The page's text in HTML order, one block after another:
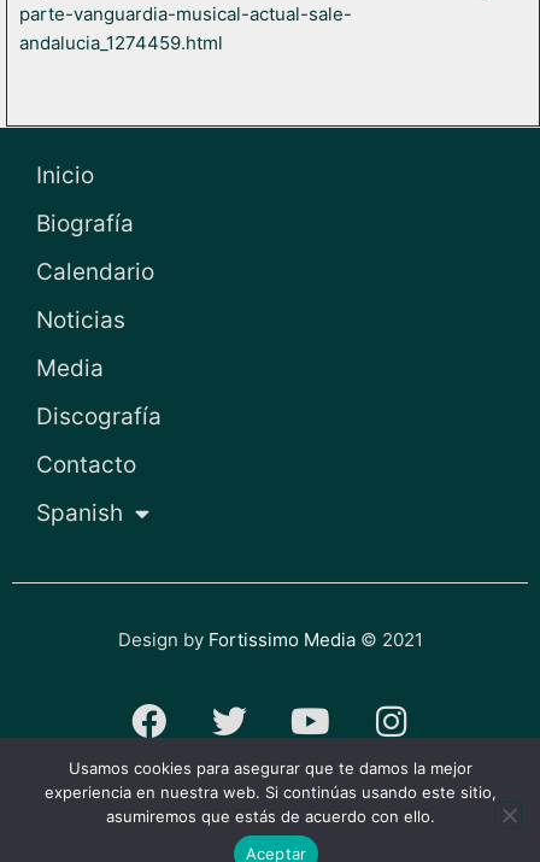
parte-vanguardia-musical-actual-sale-
andalucia_1274459.html
Inicio
Biografía
Calendario
Noticias
Media
Discografía
Contacto
Spanish
Design by Fortissimo Media© 2021
F
a
c
e
T
w
i
t
Y
o
u
t
I
n
s
t
Política de privacidad y cookies
Usamos cookies para asegurar que te damos la mejor
experiencia en nuestra web. Si continúas usando este sitio,
asumiremos que estás de acuerdo con ello.
Aceptar